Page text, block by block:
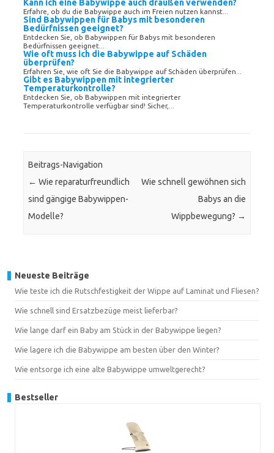
Kann ich eine Babywippe auch draußen verwenden?
Erfahre, ob du die Babywippe auch im Freien nutzen kannst...
Sind Babywippen für Babys mit besonderen
Bedürfnissen geeignet?
Entdecken Sie, ob Babywippen für Babys mit besonderen
Bedürfnissen geeignet...
Wie oft muss ich die Babywippe auf Schäden
überprüfen?
Erfahren Sie, wie oft Sie die Babywippe auf Schäden überprüfen...
Gibt es Babywippen mit integrierter
Temperaturkontrolle?
Entdecken Sie, ob Babywippen mit integrierter
Temperaturkontrolle verfügbar sind! Sicher,...
Beitrags-Navigation
← Wie reparaturfreundlich
sind gängige Babywippen-
Modelle?
Wie schnell gewöhnen sich
Babys an die
Wippbewegung? →
Neueste Beiträge
Wie teste ich die Rutschfestigkeit der Wippe auf Laminat und Fliesen?
Wie schnell sind Ersatzbezüge meist lieferbar?
Wie lange darf ein Baby am Stück in der Babywippe liegen?
Wie lagere ich die Babywippe am besten über den Winter?
Wie entsorge ich eine alte Babywippe umweltgerecht?
Bestseller